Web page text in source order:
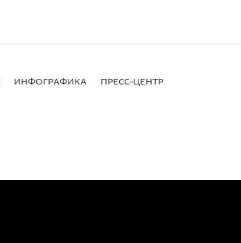
ИНФОГРАФИКА ПРЕСС-ЦЕНТР